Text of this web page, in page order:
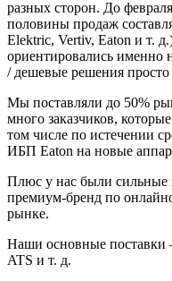
разных сторон. До
половины продаж
Elektric, Vertiv, Eaton и т.
ориентировались именно
/ дешевые решения просто
Мы поставляли до 50%
много заказчиков,
том числе по истечении
ИБП Eaton на новые
Плюс у нас были
премиум-бренд по
рынке.
Наши основные
ATS и т. д.